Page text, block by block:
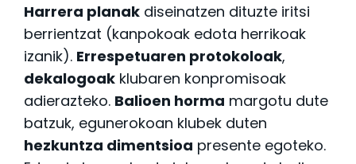
Harrera planak diseinatzen dituzte iritsi
berrientzat (kanpokoak edota herrikoak
izanik). Errespetuaren protokoloak,
dekalogoak klubaren konpromisoak
adierazteko. Balioen horma margotu dute
batzuk, egunerokoan klubek duten
hezkuntza dimentsioa presente egoteko.